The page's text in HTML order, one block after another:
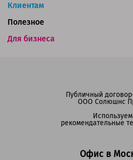
Клиентам
Для бизнеса
Полезное
Офис в
Публичный
ООО Солюшнс
Используем
рекомендательные